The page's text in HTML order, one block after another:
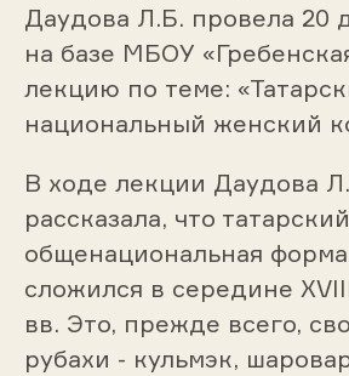
Даудова Л.Б. провела 20
на базе МБОУ
лекцию по теме:
национальный женский
В ходе лекции Даудова
рассказала, что
общенациональная
сложился в середине
вв. Это, прежде всего,
рубахи - кульмэк,